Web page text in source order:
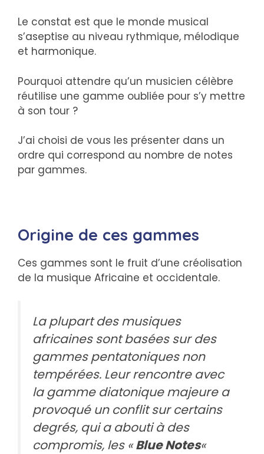
Le constat est que le monde musical
s’aseptise au niveau rythmique, mélodique
et harmonique.
Pourquoi attendre qu’un musicien célèbre
réutilise une gamme oubliée pour s’y mettre
à son tour ?
J’ai choisi de vous les présenter dans un
ordre qui correspond au nombre de notes
par gammes.
Origine de ces gammes
Ces gammes sont le fruit d’une créolisation
de la musique Africaine et occidentale.
La plupart des musiques
africaines sont basées sur des
gammes pentatoniques non
tempérées. Leur rencontre avec
la gamme diatonique majeure a
provoqué un conflit sur certains
degrés, qui a abouti à des
compromis, les «Blue Notes«